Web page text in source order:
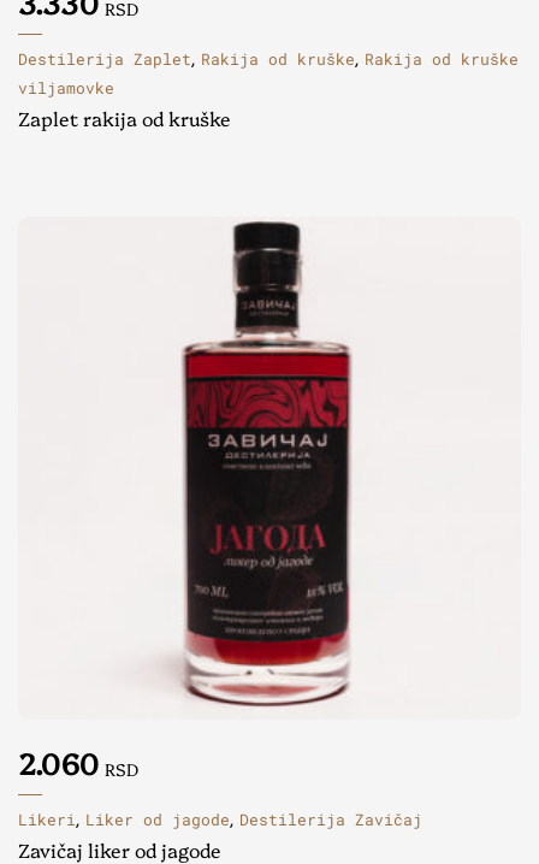
RSD
Destilerija Zaplet, Rakija od kruške, Rakija od kruške
viljamovke
Zaplet rakija od kruške
2.060 RSD
Likeri , Liker od jagode, Destilerija Zavičaj
Zavičaj liker od jagode